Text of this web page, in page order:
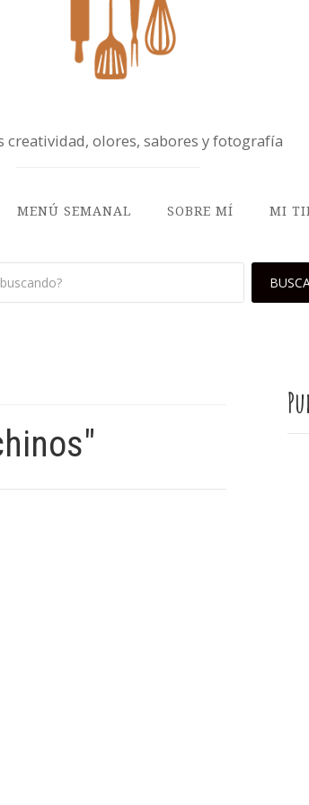
creatividad, olores, sabores y fotografía
MENÚ SEMANAL SOBRE MÍ MI